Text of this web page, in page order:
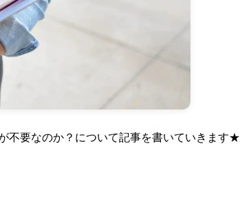
不要なのか？について記事を書いていきます★